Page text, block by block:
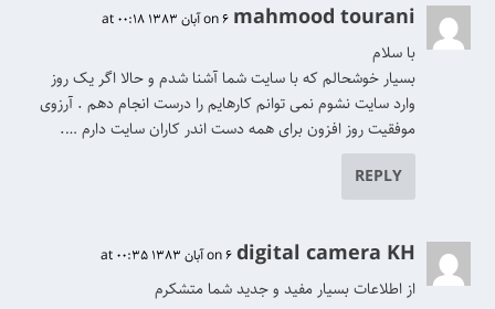
mahmood tourani on 6 آبان 1383 at 00:18
با سلام
بسیار خوشحالم که با سایت شما آشنا شدم و حالا اگر یک روز
وارد سایت نشوم نمی توانم کارهایم را درست انجام دهم . آرزوی
موفقیت روز افزون برای همه دست اندر کاران سایت دارم ….
REPLY
digital camera KH on 6 آبان 1383 at 00:35
از اطلاعات بسیار مفید و جدید شما متشکرم